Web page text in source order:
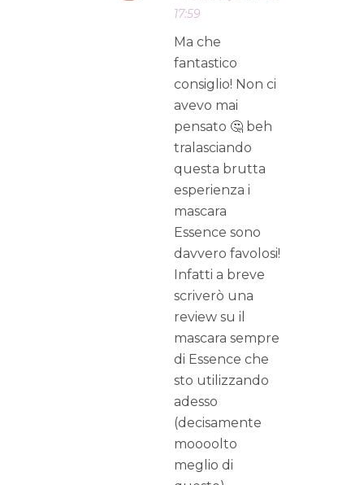
17:59
Ma che
fantastico
consiglio! Non ci
avevo mai
pensato 🤔 beh
tralasciando
questa brutta
esperienza i
mascara
Essence sono
davvero favolosi!
Infatti a breve
scriverò una
review su il
mascara sempre
di Essence che
sto utilizzando
adesso
(decisamente
moooolto
meglio di